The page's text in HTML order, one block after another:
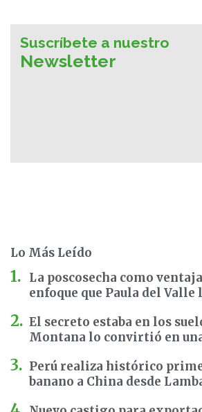
Suscríbete a nuestro
Newsletter
Lo Más Leído
La poscosecha como
enfoque que Paula del Valle
El secreto estaba en los
Montana lo convirtió en
Perú realiza histórico
banano a China desde